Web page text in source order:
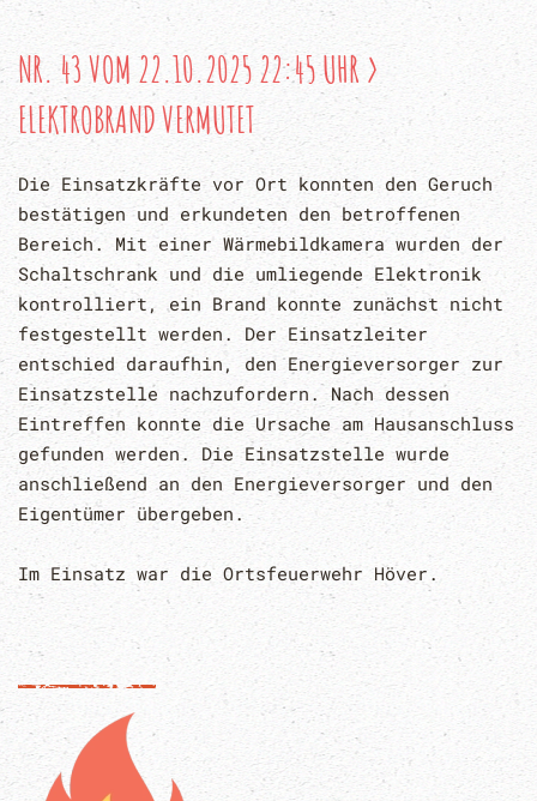
NR. 43 VOM 22.10.2025 22:45 UHR >
ELEKTROBRAND VERMUTET
Die Einsatzkräfte vor Ort konnten den Geruch
bestätigen und erkundeten den betroffenen
Bereich. Mit einer Wärmebildkamera wurden der
Schaltschrank und die umliegende Elektronik
kontrolliert, ein Brand konnte zunächst nicht
festgestellt werden. Der Einsatzleiter
entschied daraufhin, den Energieversorger zur
Einsatzstelle nachzufordern. Nach dessen
Eintreffen konnte die Ursache am Hausanschluss
gefunden werden. Die Einsatzstelle wurde
anschließend an den Energieversorger und den
Eigentümer übergeben.
Im Einsatz war die Ortsfeuerwehr Höver.